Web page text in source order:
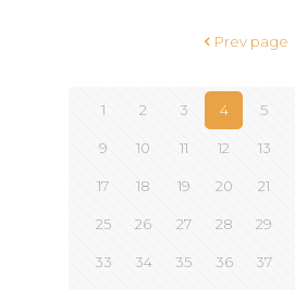
Prev page
1 2 3 4 5
9 10 11 12 13
17 18 19 20 21
25 26 27 28 29
33 34 35 36 37